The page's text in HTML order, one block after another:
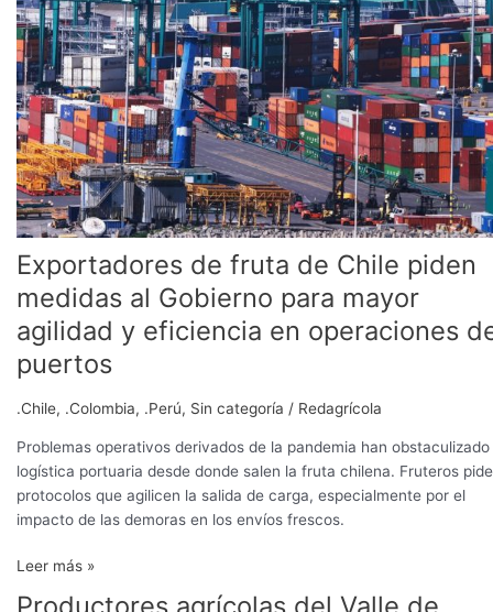
Exportadores de fruta de Chile piden
medidas al Gobierno para mayor
agilidad y eficiencia en operaciones
puertos
.Chile, .Colombia, .Perú, Sin categoría / Redagrícola
Problemas operativos derivados de la pandemia han obstaculizado
logística portuaria desde donde salen la fruta chilena. Fruteros
protocolos que agilicen la salida de carga, especialmente por el
impacto de las demoras en los envíos frescos.
fruta
de
Chile
piden
medidas
al
Gobierno
para
mayor
agilidad
y
eficiencia
en
operaciones
puertos
Leer más »
Productores